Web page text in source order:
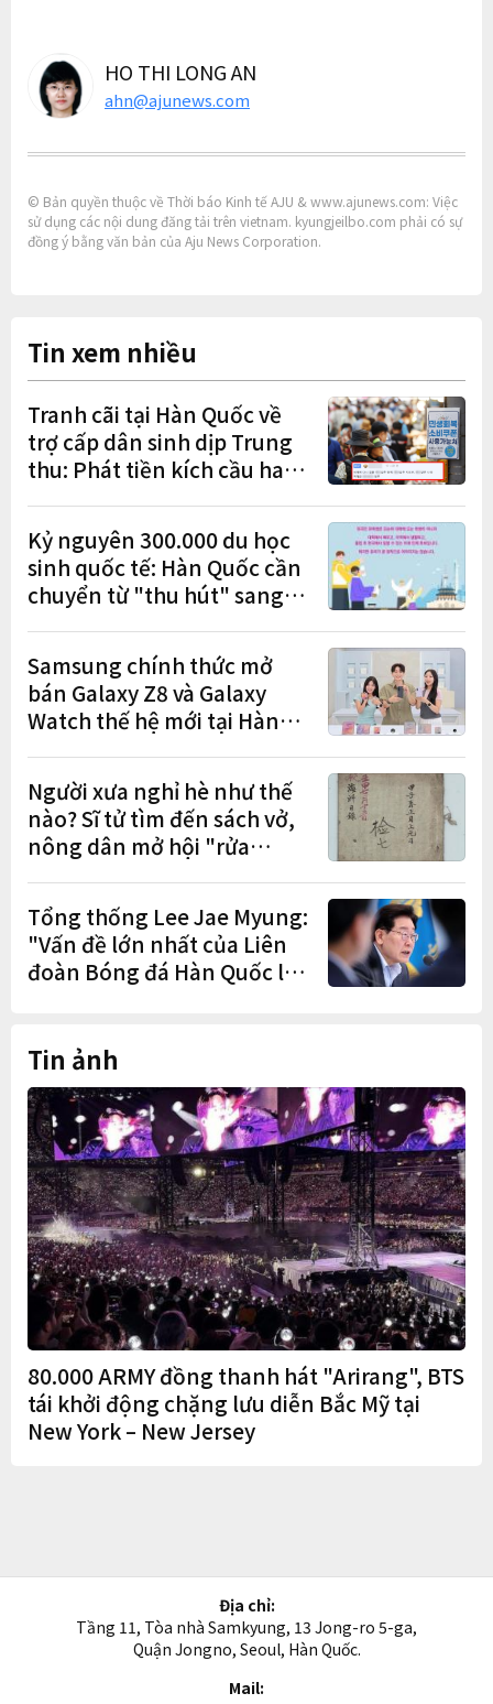
HO THI LONG AN
ahn@ajunews.com
© Bản quyền thuộc về Thời báo Kinh tế AJU & www.ajunews.com: Việc
sử dụng các nội dung đăng tải trên vietnam. kyungjeilbo.com phải có sự
đồng ý bằng văn bản của Aju News Corporation.
Tin xem nhiều
Tranh cãi tại Hàn Quốc về
trợ cấp dân sinh dịp Trung
thu: Phát tiền kích cầu hay
Kỷ nguyên 300.000 du học
sinh quốc tế: Hàn Quốc cần
chuyển từ "thu hút" sang
Samsung chính thức mở
bán Galaxy Z8 và Galaxy
Watch thế hệ mới tại Hàn
đơn đặt trước
Người xưa nghỉ hè như thế
nào? Sĩ tử tìm đến sách vở,
nông dân mở hội "rửa
Tổng thống Lee Jae Myung:
"Vấn đề lớn nhất của Liên
đoàn Bóng đá Hàn Quốc là
Tin ảnh
80.000 ARMY đồng thanh hát "Arirang", BTS
tái khởi động chặng lưu diễn Bắc Mỹ tại
New York – New Jersey
Địa chỉ:
Tầng 11, Tòa nhà Samkyung, 13 Jong-ro 5-ga,
Quận Jongno, Seoul, Hàn Quốc.
Mail: